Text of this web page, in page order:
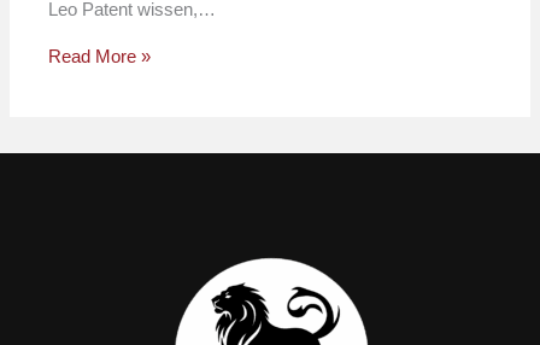
Leo Patent wissen,…
Read More »